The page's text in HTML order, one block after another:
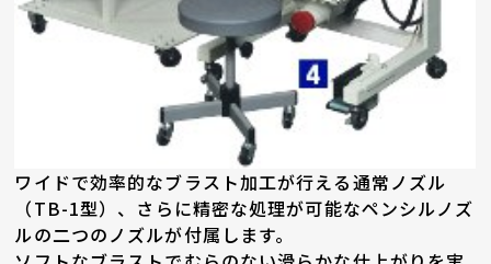
ワイドで効率的なブラスト加工が行える通常ノズル
（TB-1型）、さらに精密な処理が可能なペンシルノズ
ルの二つのノズルが付属します。